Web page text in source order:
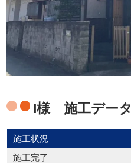
I様 施工データ
施工状況
施工完了